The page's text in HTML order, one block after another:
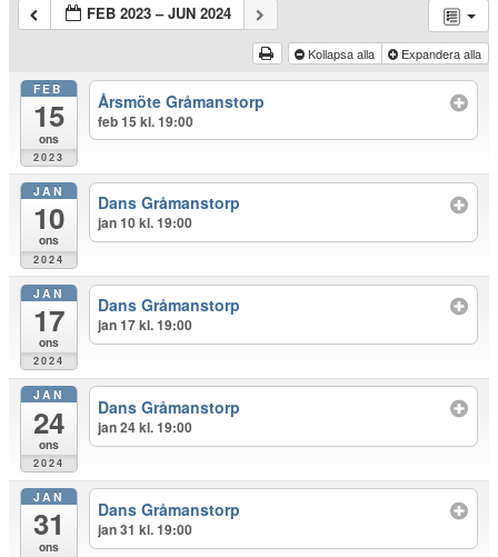
FEB 2023 – JUN 2024
Kollapsa alla Expandera alla
FEB
15
ons
2023
Årsmöte Gråmanstorp
feb 15 kl. 19:00
JAN
10
ons
2024
Dans Gråmanstorp
jan 10 kl. 19:00
JAN
17
ons
2024
Dans Gråmanstorp
jan 17 kl. 19:00
JAN
24
ons
2024
Dans Gråmanstorp
jan 24 kl. 19:00
JAN
31
ons
Dans Gråmanstorp
jan 31 kl. 19:00